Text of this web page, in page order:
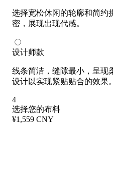
选择宽松休闲的轮廓和简约
密，展现出现代感。
设计师款
线条简洁，缝隙最小，呈现
设计以实现紧贴贴合的效果。
4
选择您的布料
¥1,559 CNY